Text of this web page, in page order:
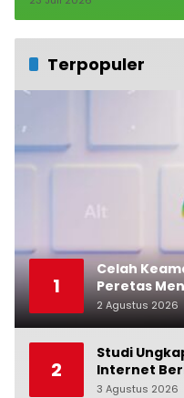
Terpopuler
1
Celah
Peretas
2 Agustus 2026
2
Studi
Internet
Suasana Hati
3 Agustus 2026